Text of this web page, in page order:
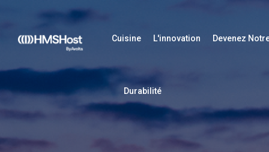
Cuisine L'innovation Devenez
Durabilité